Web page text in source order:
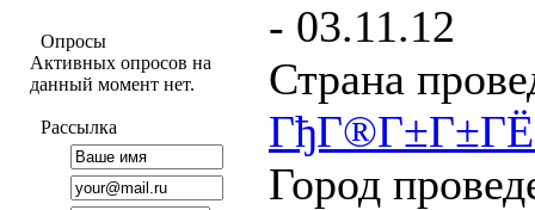
Опросы
Активных опросов на
данный момент нет.
Рассылка
- 03.11.12
Страна
Город